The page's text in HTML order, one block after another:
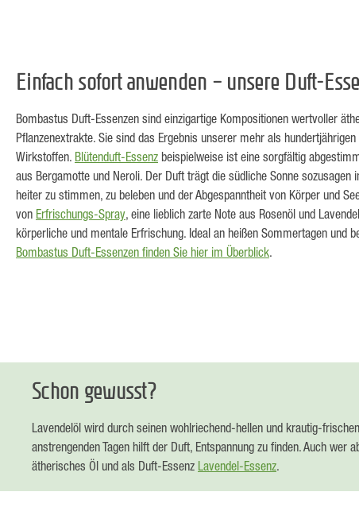
Einfach sofort anwenden – unsere Duft-
Bombastus Duft-Essenzen sind einzigartige Kompositionen wertvoller
Pflanzenextrakte. Sie sind das Ergebnis unserer mehr als
Wirkstoffen. Blütenduft-Essenz beispielweise ist eine sorgfältig
aus Bergamotte und Neroli. Der Duft trägt die südliche Sonne sozusagen
heiter zu stimmen, zu beleben und der Abgespanntheit von Körper und
von Erfrischungs-Spray, eine lieblich zarte Note aus Rosenöl und
körperliche und mentale Erfrischung. Ideal an heißen Sommertagen und
Bombastus Duft-Essenzen finden Sie hier im Überblick.
Schon gewusst?
Lavendelöl wird durch seinen wohlriechend-hellen und krautig-
anstrengenden Tagen hilft der Duft, Entspannung zu finden. Auch
ätherisches Öl und als Duft-Essenz Lavendel-Essenz.